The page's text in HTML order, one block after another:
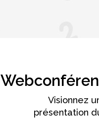
Visionnez
présentation